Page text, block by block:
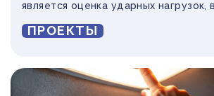
является оценка ударных нагрузок,
вагона в стопор. От расчётов
аварийным ситуациям.
ПРОЕКТЫ